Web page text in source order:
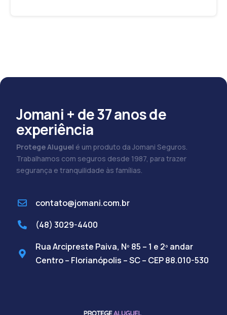
Jomani + de 37 anos de
experiência
Protege Aluguel é um produto da Jomani Seguros.
Trabalhamos com seguros desde 1987, para trazer
segurança e tranquilidade às famílias.
contato@jomani.com.br
(48) 3029-4400
Rua Arcipreste Paiva, Nº 85 – 1 e 2º andar
Centro – Florianópolis – SC – CEP 88.010-530